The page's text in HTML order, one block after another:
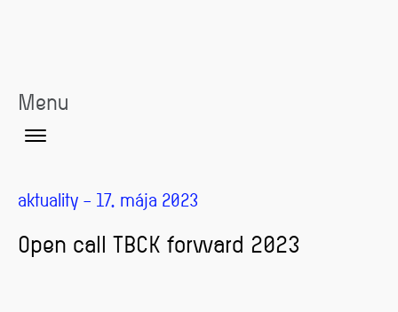
Menu
aktuality – 17. mája 2023
Open call TBCK forward 2023